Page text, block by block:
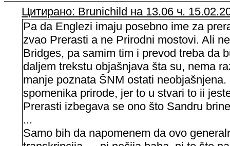
Цитирано: Brunichild на 13.06 ч.
Pa da Englezi imaju posebno ime za
zvao Prerasti a ne Prirodni mostovi. Ali
Bridges, pa samim tim i prevod treba da
daljem trekstu objašnjava šta su, nema
manje poznata ŠNM ostati
spomenika prirode, jer to u stvari to ii
Prerasti izbegava se ono što Sandru
...
Samo bih da napomenem da ovo